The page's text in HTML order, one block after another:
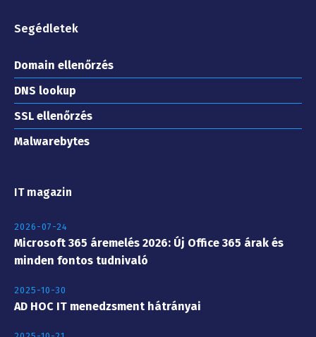
Segédletek
Domain ellenőrzés
DNS lookup
SSL ellenőrzés
Malwarebytes
IT magazin
2026-07-24
Microsoft 365 áremelés 2026: Új Office 365 árak és
minden fontos tudnivaló
2025-10-30
AD HOC IT menedzsment hátrányai